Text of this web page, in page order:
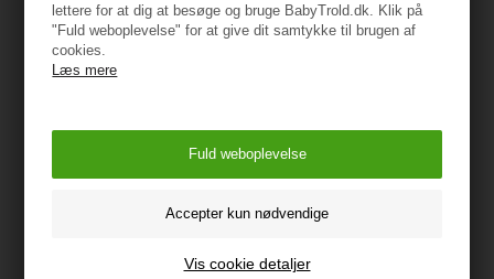
lettere for at dig at besøge og bruge BabyTrold.dk. Klik på
"Fuld weboplevelse" for at give dit samtykke til brugen af
cookies.
Læs mere
Vis cookie detaljer
Materiale: 100% Blød uld
Oeko-tek 100 certificeret
Vejledning